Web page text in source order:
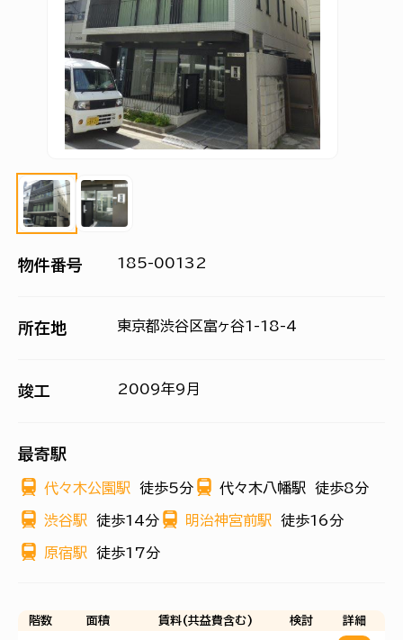
物件番号 185-00132
所在地 東京都渋谷区富ヶ谷1-18-4
竣工 2009年9月
最寄駅
代々木公園駅 徒歩5分 代々木八幡駅 徒歩8分
渋谷駅 徒歩14分 明治神宮前駅 徒歩16分
原宿駅 徒歩17分
階数 面積 賃料(共益費含む) 検討 詳細